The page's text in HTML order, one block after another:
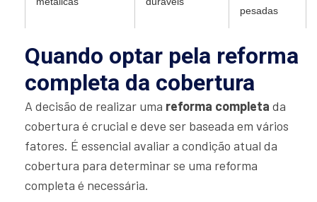
pesadas
Quando optar pela reforma
completa da cobertura
A decisão de realizar uma reforma completa da
cobertura é crucial e deve ser baseada em vários
fatores. É essencial avaliar a condição atual da
cobertura para determinar se uma reforma
completa é necessária.